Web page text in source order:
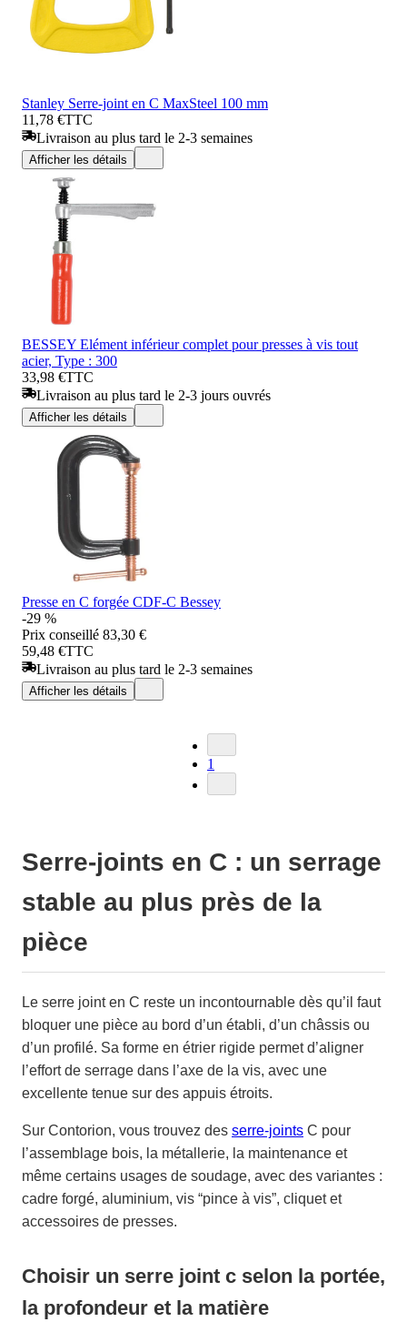
Stanley Serre-joint en C MaxSteel 100 mm
11,78 €TTC
Livraison au plus tard le 2-3 semaines
Afficher les détails
BESSEY Elément inférieur complet pour presses à vis tout
acier, Type : 300
33,98 €TTC
Livraison au plus tard le 2-3 jours ouvrés
Afficher les détails
Presse en C forgée CDF-C Bessey
-29 %
Prix conseillé 83,30 €
59,48 €TTC
Livraison au plus tard le 2-3 semaines
Afficher les détails
1
Serre-joints en C : un serrage
stable au plus près de la
pièce
Le serre joint en C reste un incontournable dès qu’il faut
bloquer une pièce au bord d’un établi, d’un châssis ou
d’un profilé. Sa forme en étrier rigide permet d’aligner
l’effort de serrage dans l’axe de la vis, avec une
excellente tenue sur des appuis étroits.
Sur Contorion, vous trouvez des serre-joints C pour
l’assemblage bois, la métallerie, la maintenance et
même certains usages de soudage, avec des variantes :
cadre forgé, aluminium, vis “pince à vis”, cliquet et
accessoires de presses.
Choisir un serre joint c selon la portée,
la profondeur et la matière